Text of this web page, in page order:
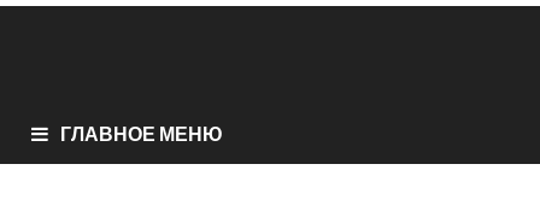
ГЛАВНОЕ МЕНЮ